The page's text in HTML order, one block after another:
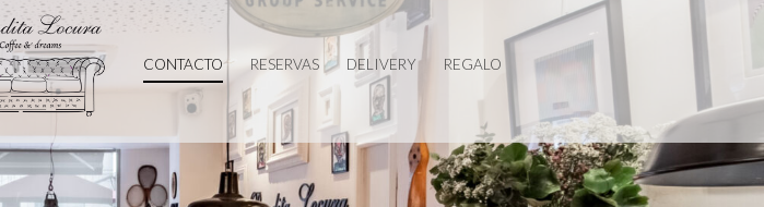
CONTACTO RESERVAS DELIVERY REGALO